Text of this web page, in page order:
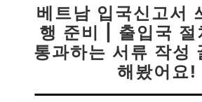
베트남 입국신고서
행 준비 | 출입국 절
통과하는 서류 작성
해봤어요!